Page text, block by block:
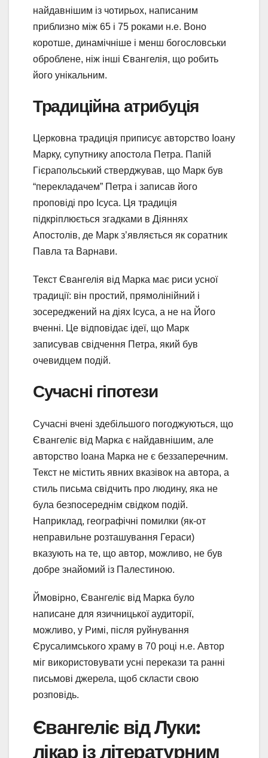
найдавнішим із чотирьох, написаним
приблизно між 65 і 75 роками н.е. Воно
коротше, динамічніше і менш богословськи
оброблене, ніж інші Євангелія, що робить
його унікальним.
Традиційна атрибуція
Церковна традиція приписує авторство Іоану
Марку, супутнику апостола Петра. Папій
Гієрапольський стверджував, що Марк був
“перекладачем” Петра і записав його
проповіді про Ісуса. Ця традиція
підкріплюється згадками в Діяннях
Апостолів, де Марк з’являється як соратник
Павла та Варнави.
Текст Євангелія від Марка має риси усної
традиції: він простий, прямолінійний і
зосереджений на діях Ісуса, а не на Його
вченні. Це відповідає ідеї, що Марк
записував свідчення Петра, який був
очевидцем подій.
Сучасні гіпотези
Сучасні вчені здебільшого погоджуються, що
Євангеліє від Марка є найдавнішим, але
авторство Іоана Марка не є беззаперечним.
Текст не містить явних вказівок на автора, а
стиль письма свідчить про людину, яка не
була безпосереднім свідком подій.
Наприклад, географічні помилки (як-от
неправильне розташування Гераси)
вказують на те, що автор, можливо, не був
добре знайомий із Палестиною.
Ймовірно, Євангеліє від Марка було
написане для язичницької аудиторії,
можливо, у Римі, після руйнування
Єрусалимського храму в 70 році н.е. Автор
міг використовувати усні перекази та ранні
письмові джерела, щоб скласти свою
розповідь.
Євангеліє від Луки:
лікар із літературним